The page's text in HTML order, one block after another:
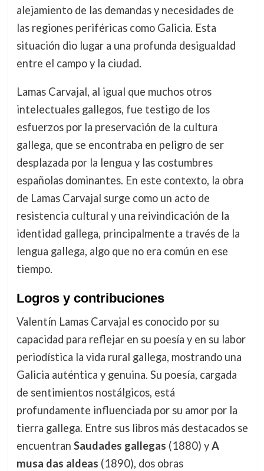
alejamiento de las demandas y necesidades de
las regiones periféricas como Galicia. Esta
situación dio lugar a una profunda desigualdad
entre el campo y la ciudad.
Lamas Carvajal, al igual que muchos otros
intelectuales gallegos, fue testigo de los
esfuerzos por la preservación de la cultura
gallega, que se encontraba en peligro de ser
desplazada por la lengua y las costumbres
españolas dominantes. En este contexto, la obra
de Lamas Carvajal surge como un acto de
resistencia cultural y una reivindicación de la
identidad gallega, principalmente a través de la
lengua gallega, algo que no era común en ese
tiempo.
Logros y contribuciones
Valentín Lamas Carvajal es conocido por su
capacidad para reflejar en su poesía y en su labor
periodística la vida rural gallega, mostrando una
Galicia auténtica y genuina. Su poesía, cargada
de sentimientos nostálgicos, está
profundamente influenciada por su amor por la
tierra gallega. Entre sus libros más destacados se
encuentran Saudades gallegas (1880) yA
musa das aldeas (1890), dos obras